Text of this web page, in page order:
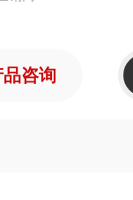
品咨询